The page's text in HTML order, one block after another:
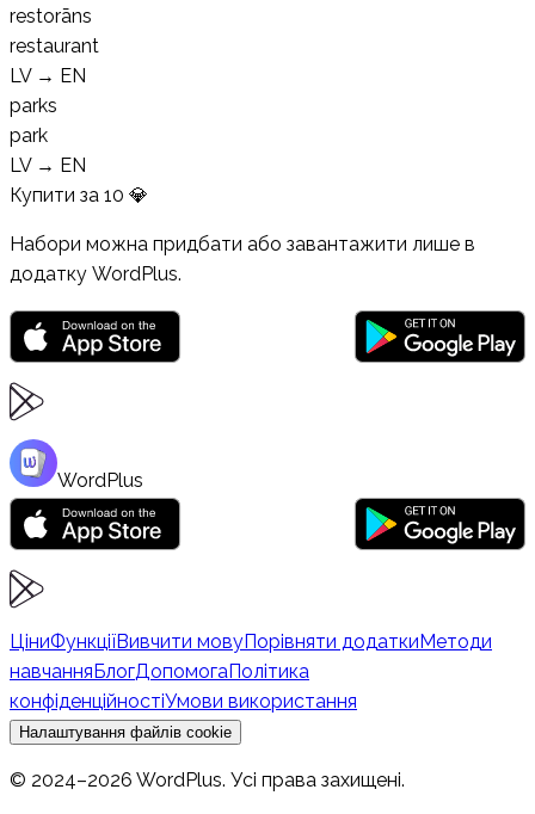
restorāns
restaurant
LV→ EN
parks
park
LV→ EN
Купити за 10 💎
Набори можна придбати або завантажити лише в
додатку WordPlus.
WordPlus
ЦіниФункціїВивчити мовуПорівняти додатки Методи
навчання БлогДопомогаПолітика
конфіденційностіУмови використання
Налаштування файлів cookie
© 2024–2026 WordPlus. Усі права захищені.